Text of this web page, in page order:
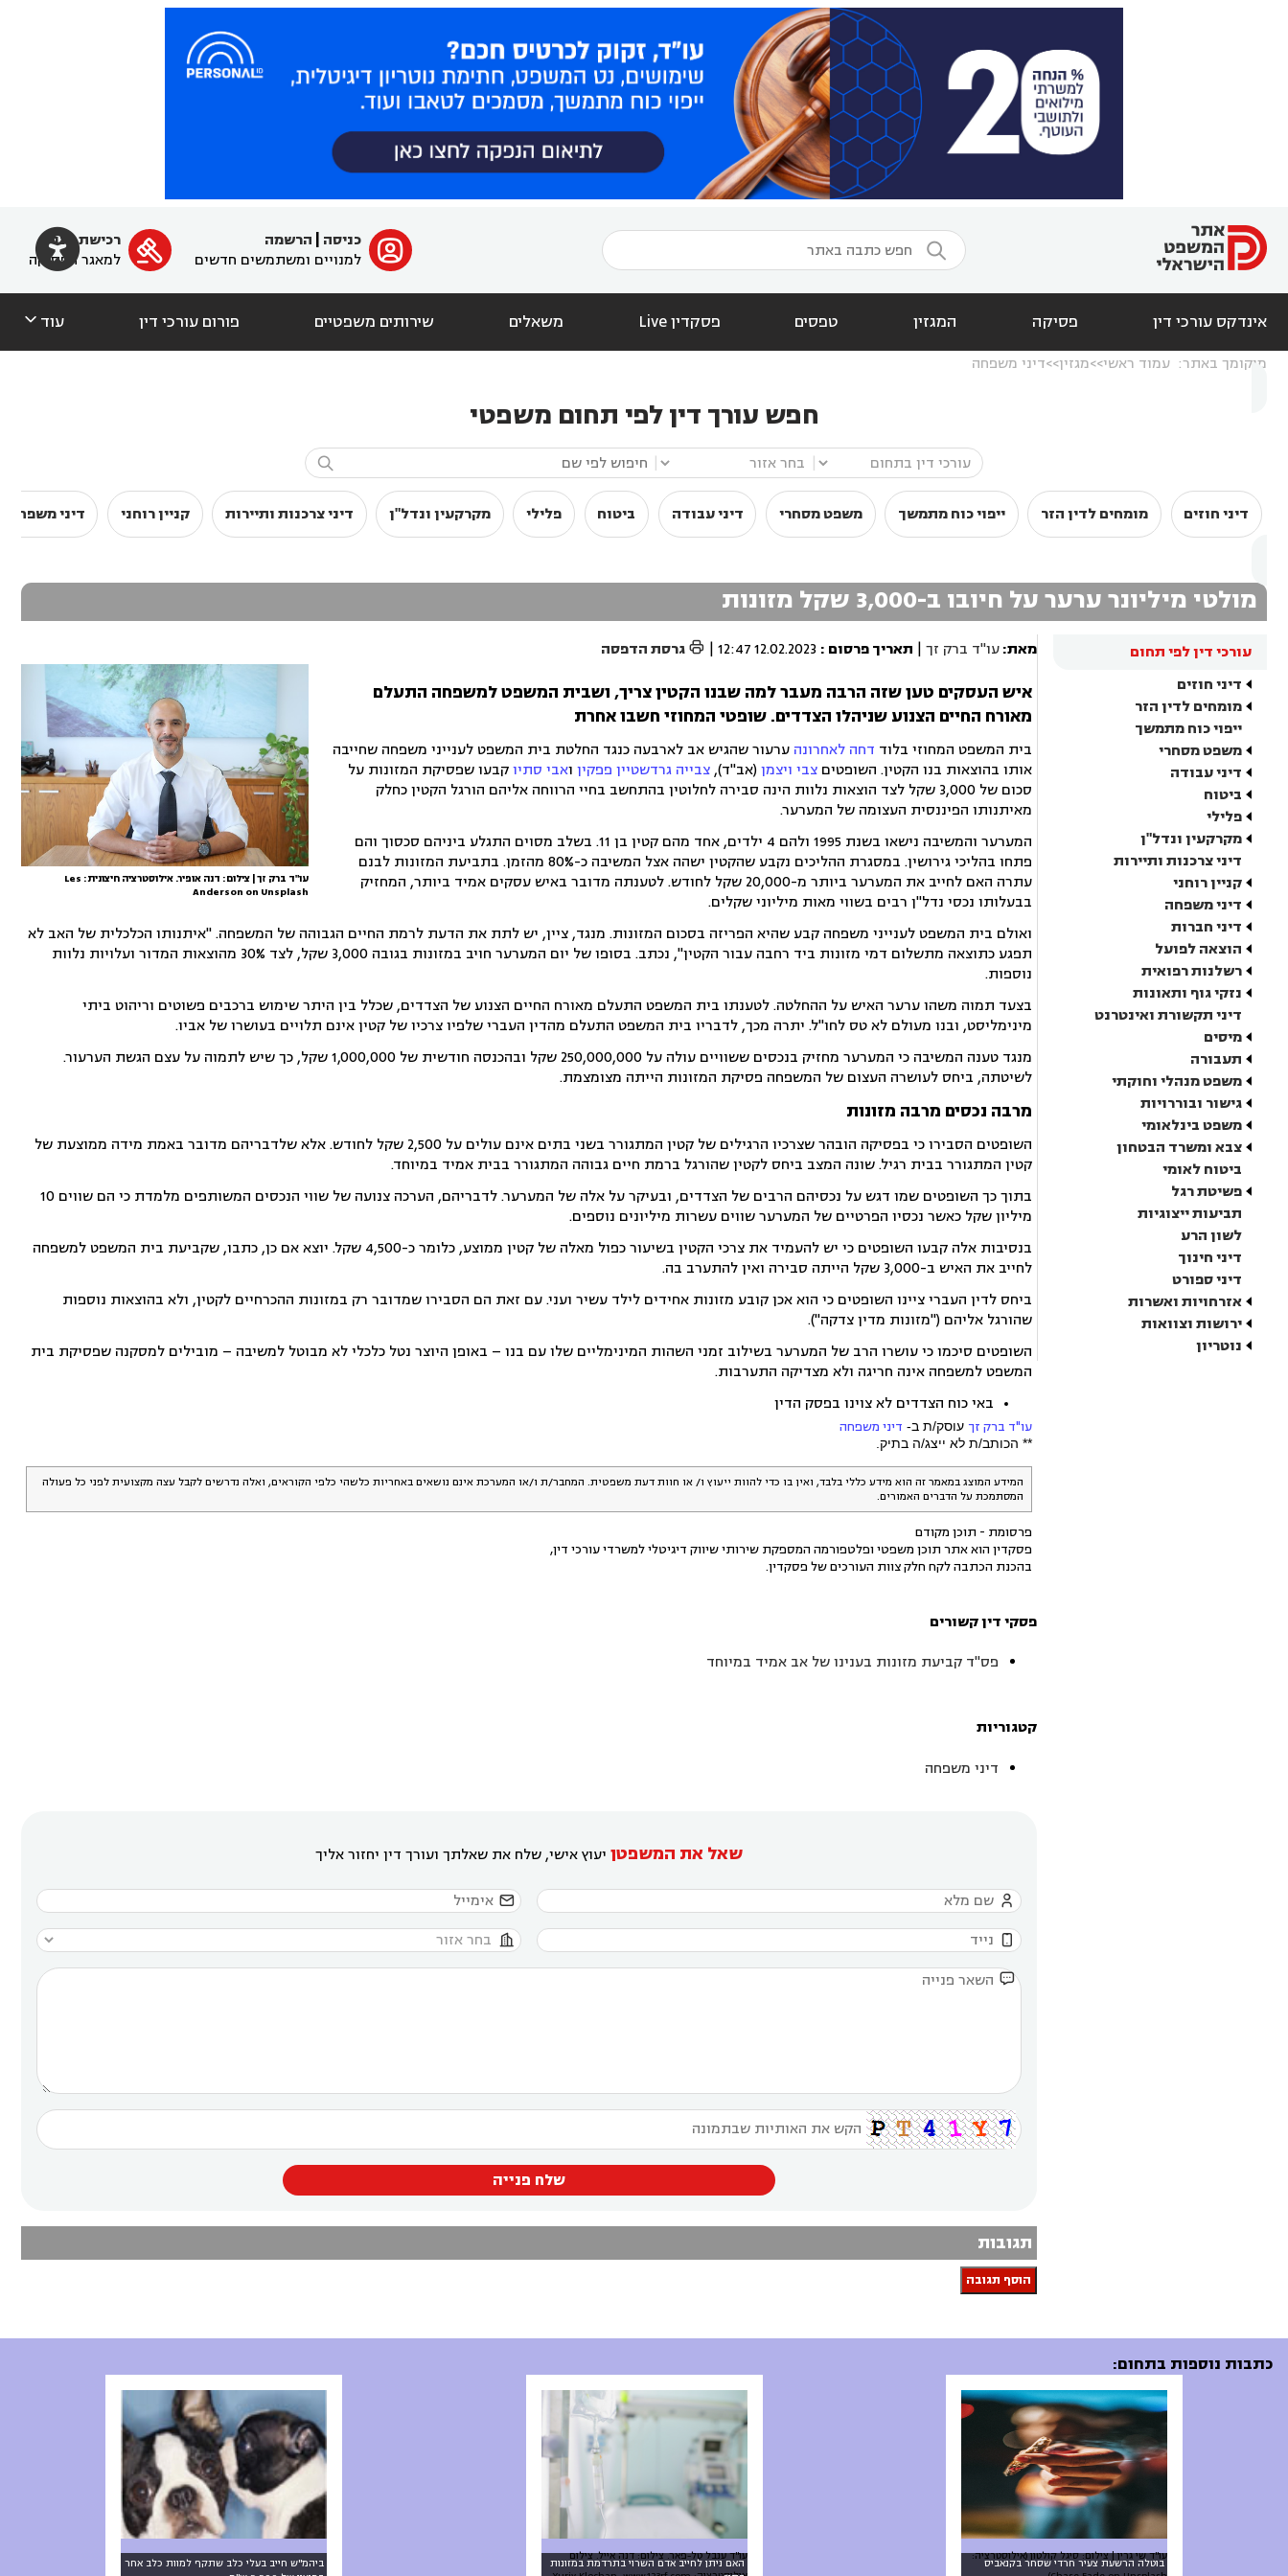
  ﱐ כניסה
הרשמה
למנויים ומשתמשים חדשים

רכישת מנוי
למאגר הפסיקה
אינדקס עורכי דין פסיקה המגזין טפסים פסקדין Live משאלים שירותים משפטיים פורום עורכי דין עוד 
מיקומך באתר: עמוד ראשי מגזין דיני משפחה
חפש עורך דין לפי תחום משפטי

דיני חוזים מומחים לדין הזר ייפוי כוח מתמשך משפט מסחרי דיני עבודה ביטוח פלילי מקרקעין ונדל"ן דיני צרכנות ותיירות קניין רוחני דיני משפחה
מולטי מיליונר ערער על חיובו ב-3,000 שקל מזונות
עורכי דין לפי תחום
דיני חוזים
מומחים לדין הזר
ייפוי כוח מתמשך
משפט מסחרי
דיני עבודה
ביטוח
פלילי
מקרקעין ונדל"ן
דיני צרכנות ותיירות
קניין רוחני
דיני משפחה
דיני חברות
הוצאה לפועל
רשלנות רפואית
נזקי גוף ותאונות
דיני תקשורת ואינטרנט
מיסים
תעבורה
משפט מנהלי וחוקתי
גישור ובוררויות
משפט בינלאומי
צבא ומשרד הבטחון
ביטוח לאומי
פשיטת רגל
תביעות ייצוגיות
לשון הרע
דיני חינוך
דיני ספורט
אזרחויות ואשרות
ירושות וצוואות
נוטריון
מאת:עו"ד ברק זך | תאריך פרסום :
12.02.2023 12:47
|
 גרסת הדפסה
עו"ד ברק זך | צילום: דנה אופיר. אילוסטרציה חיצונית: Les
Anderson on Unsplash
איש העסקים טען שזה הרבה מעבר למה שבנו הקטין צריך, ושבית המשפט למשפחה התעלם
מאורח החיים הצנוע שניהלו הצדדים. שופטי המחוזי חשבו אחרת
בית המשפט המחוזי בלוד דחה לאחרונה ערעור שהגיש אב לארבעה כנגד החלטת בית המשפט לענייני משפחה שחייבה
אותו בהוצאות בנו הקטין. השופטים צבי ויצמן(אב"ד),צבייה גרדשטיין פפקין ואבי סתיוקבעו שפסיקת המזונות על
סכום של 3,000 שקל לצד הוצאות נלוות הינה סבירה לחלוטין בהתחשב בחיי הרווחה אליהם הורגל הקטין כחלק
מאיתנותו הפיננסית העצומה של המערער.
המערער והמשיבה נישאו בשנת 1995 ולהם 4 ילדים, אחד מהם קטין בן 11. בשלב מסוים התגלע ביניהם סכסוך והם
פתחו בהליכי גירושין. במסגרת ההליכים נקבע שהקטין ישהה אצל המשיבה כ-80% מהזמן. בתביעת המזונות לבנם
עתרה האם לחייב את המערער ביותר מ-20,000 שקל לחודש. לטענתה מדובר באיש עסקים אמיד ביותר, המחזיק
בבעלותו נכסי נדל"ן רבים בשווי מאות מיליוני שקלים.
ואולם בית המשפט לענייני משפחה קבע שהיא הפריזה בסכום המזונות. מנגד, ציין, יש לתת את הדעת לרמת החיים הגבוהה של המשפחה. "איתנותו הכלכלית של האב לא
תפגע כתוצאה מתשלום דמי מזונות ביד רחבה עבור הקטין", נכתב. בסופו של יום המערער חויב במזונות בגובה 3,000 שקל, לצד 30% מהוצאות המדור ועלויות נלוות
נוספות.
בצעד תמוה משהו ערער האיש על ההחלטה. לטענתו בית המשפט התעלם מאורח החיים הצנוע של הצדדים, שכלל בין היתר שימוש ברכבים פשוטים וריהוט ביתי
מינימליסט, ובנו מעולם לא טס לחו"ל. יתרה מכך, לדבריו בית המשפט התעלם מהדין העברי שלפיו צרכיו של קטין אינם תלויים בעושרו של אביו.
מנגד טענה המשיבה כי המערער מחזיק בנכסים ששוויים עולה על 250,000,000 שקל ובהכנסה חודשית של 1,000,000 שקל, כך שיש לתמוה על עצם הגשת הערעור.
לשיטתה, ביחס לעושרה העצום של המשפחה פסיקת המזונות הייתה מצומצמת.
מרבה נכסים מרבה מזונות
השופטים הסבירו כי בפסיקה הובהר שצרכיו הרגילים של קטין המתגורר בשני בתים אינם עולים על 2,500 שקל לחודש. אלא שלדבריהם מדובר באמת מידה ממוצעת של
קטין המתגורר בבית רגיל. שונה המצב ביחס לקטין שהורגל ברמת חיים גבוהה המתגורר בבית אמיד במיוחד.
בתוך כך השופטים שמו דגש על נכסיהם הרבים של הצדדים, ובעיקר על אלה של המערער. לדבריהם, הערכה צנועה של שווי הנכסים המשותפים מלמדת כי הם שווים 10
מיליון שקל כאשר נכסיו הפרטיים של המערער שווים עשרות מיליונים נוספים.
בנסיבות אלה קבעו השופטים כי יש להעמיד את צרכי הקטין בשיעור כפול מאלה של קטין ממוצע, כלומר כ-4,500 שקל. יוצא אם כן, כתבו, שקביעת בית המשפט למשפחה
לחייב את האיש ב-3,000 שקל הייתה סבירה ואין להתערב בה.
ביחס לדין העברי ציינו השופטים כי הוא אכן קובע מזונות אחידים לילד עשיר ועני. עם זאת הם הסבירו שמדובר רק במזונות ההכרחיים לקטין, ולא בהוצאות נוספות
שהורגל אליהם ("מזונות מדין צדקה").
השופטים סיכמו כי עושרו הרב של המערער בשילוב זמני השהות המינימליים שלו עם בנו – באופן היוצר נטל כלכלי לא מבוטל למשיבה – מובילים למסקנה שפסיקת בית
המשפט למשפחה אינה חריגה ולא מצדיקה התערבות.
באי כוח הצדדים לא צוינו בפסק הדין
עו"ד ברק זך עוסק/ת ב- דיני משפחה
** הכותב/ת לא ייצג/ה בתיק.
המידע המוצג במאמר זה הוא מידע כללי בלבד, ואין בו כדי להוות ייעוץ ו/ או חוות דעת משפטית. המחבר/ת ו/או המערכת אינם נושאים באחריות כלשהי כלפי הקוראים, ואלה נדרשים לקבל עצה מקצועית לפני כל פעולה
המסתמכת על הדברים האמורים.
פרסומת - תוכן מקודם
פסקדין הוא אתר תוכן משפטי ופלטפורמה המספקת שירותי שיווק דיגיטלי למשרדי עורכי דין,
בהכנת הכתבה לקח חלק צוות העורכים של פסקדין.
פסקי דין קשורים
פס"ד קביעת מזונות בענינו של אב אמיד במיוחד
קטגוריות
דיני משפחה
שאל את המשפטן יעוץ אישי, שלח את שאלתך ועורך דין יחזור אליך





שלח פנייה
תגובות
הוסף תגובה
כתבות נוספות בתחום:
בוטלה הרשעת צעיר חרדי שסחר בקנאביס
עו"ד שי גרין | צילום: סיגל קולטון (אילוסטרציה:
האם ניתן לחייב אדם השרוי בתרדמת במזונות
עו"ד ענבל טל-פאר. צילום: דנה אייל. צילום
ביהמ"ש חייב בעלי כלב שתקף למוות כלב אחר